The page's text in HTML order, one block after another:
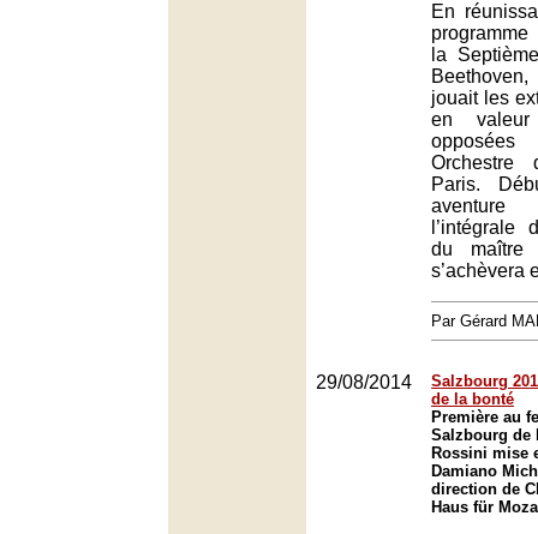
En
la
jouait les
en
opposées
Orchestre
Paris.
aventure
l’intégrale
du
s’achèvera
Par Gérard
29/08/2014
Salzbourg
de la bonté
Première au
Salzbourg de
Rossini mise
Damiano
direction de
Haus für